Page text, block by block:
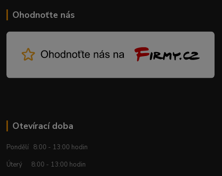
Ohodnoťte nás
Otevírací doba
Pondělí 8:00 - 13:00 hodin
Úterý 8:00 - 13:00 hodin